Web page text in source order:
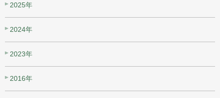
2025年
2024年
2023年
2016年